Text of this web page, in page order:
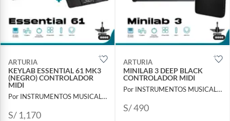
ARTURIA
KEYLAB ESSENTIAL 61 MK3
(NEGRO) CONTROLADOR
MIDI
Por INSTRUMENTOS MUSICALES AYMARA
S/ 1,170
ARTURIA
MINILAB 3 DEEP BLACK
CONTROLADOR MIDI
Por INSTRUMENTOS MUSICALES AYMARA
S/ 490